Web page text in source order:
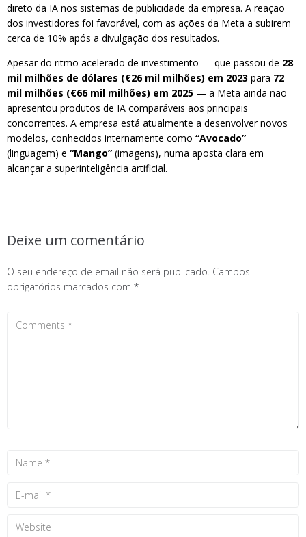
direto da IA nos sistemas de publicidade da empresa. A reação
dos investidores foi favorável, com as ações da Meta a subirem
cerca de 10% após a divulgação dos resultados.
Apesar do ritmo acelerado de investimento — que passou de 28
mil milhões de dólares (€26 mil milhões) em 2023 para 72
mil milhões (€66 mil milhões) em 2025 — a Meta ainda não
apresentou produtos de IA comparáveis aos principais
concorrentes. A empresa está atualmente a desenvolver novos
modelos, conhecidos internamente como “Avocado”
(linguagem) e “Mango” (imagens), numa aposta clara em
alcançar a superinteligência artificial.
Deixe um comentário
O seu endereço de email não será publicado. Campos
obrigatórios marcados com *